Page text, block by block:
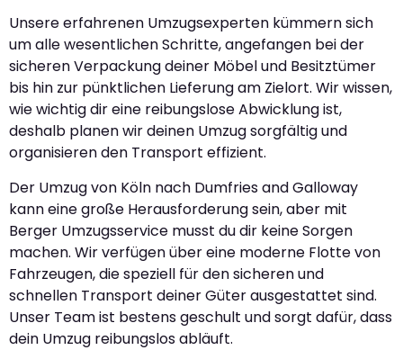
Unsere erfahrenen Umzugsexperten kümmern sich
um alle wesentlichen Schritte, angefangen bei der
sicheren Verpackung deiner Möbel und Besitztümer
bis hin zur pünktlichen Lieferung am Zielort. Wir wissen,
wie wichtig dir eine reibungslose Abwicklung ist,
deshalb planen wir deinen Umzug sorgfältig und
organisieren den Transport effizient.
Der Umzug von Köln nach Dumfries and Galloway
kann eine große Herausforderung sein, aber mit
Berger Umzugsservice musst du dir keine Sorgen
machen. Wir verfügen über eine moderne Flotte von
Fahrzeugen, die speziell für den sicheren und
schnellen Transport deiner Güter ausgestattet sind.
Unser Team ist bestens geschult und sorgt dafür, dass
dein Umzug reibungslos abläuft.